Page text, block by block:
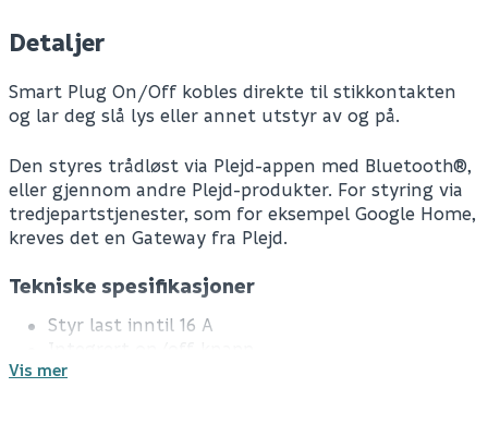
Detaljer
Smart Plug On/Off kobles direkte til stikkontakten
og lar deg slå lys eller annet utstyr av og på.
Den styres trådløst via Plejd-appen med Bluetooth®,
eller gjennom andre Plejd-produkter. For styring via
tredjepartstjenester, som for eksempel Google Home,
kreves det en Gateway fra Plejd.
Tekniske spesifikasjoner
Styr last inntil 16 A
Tidsfunksjoner som timer, astrour og ukesur
Vis mer